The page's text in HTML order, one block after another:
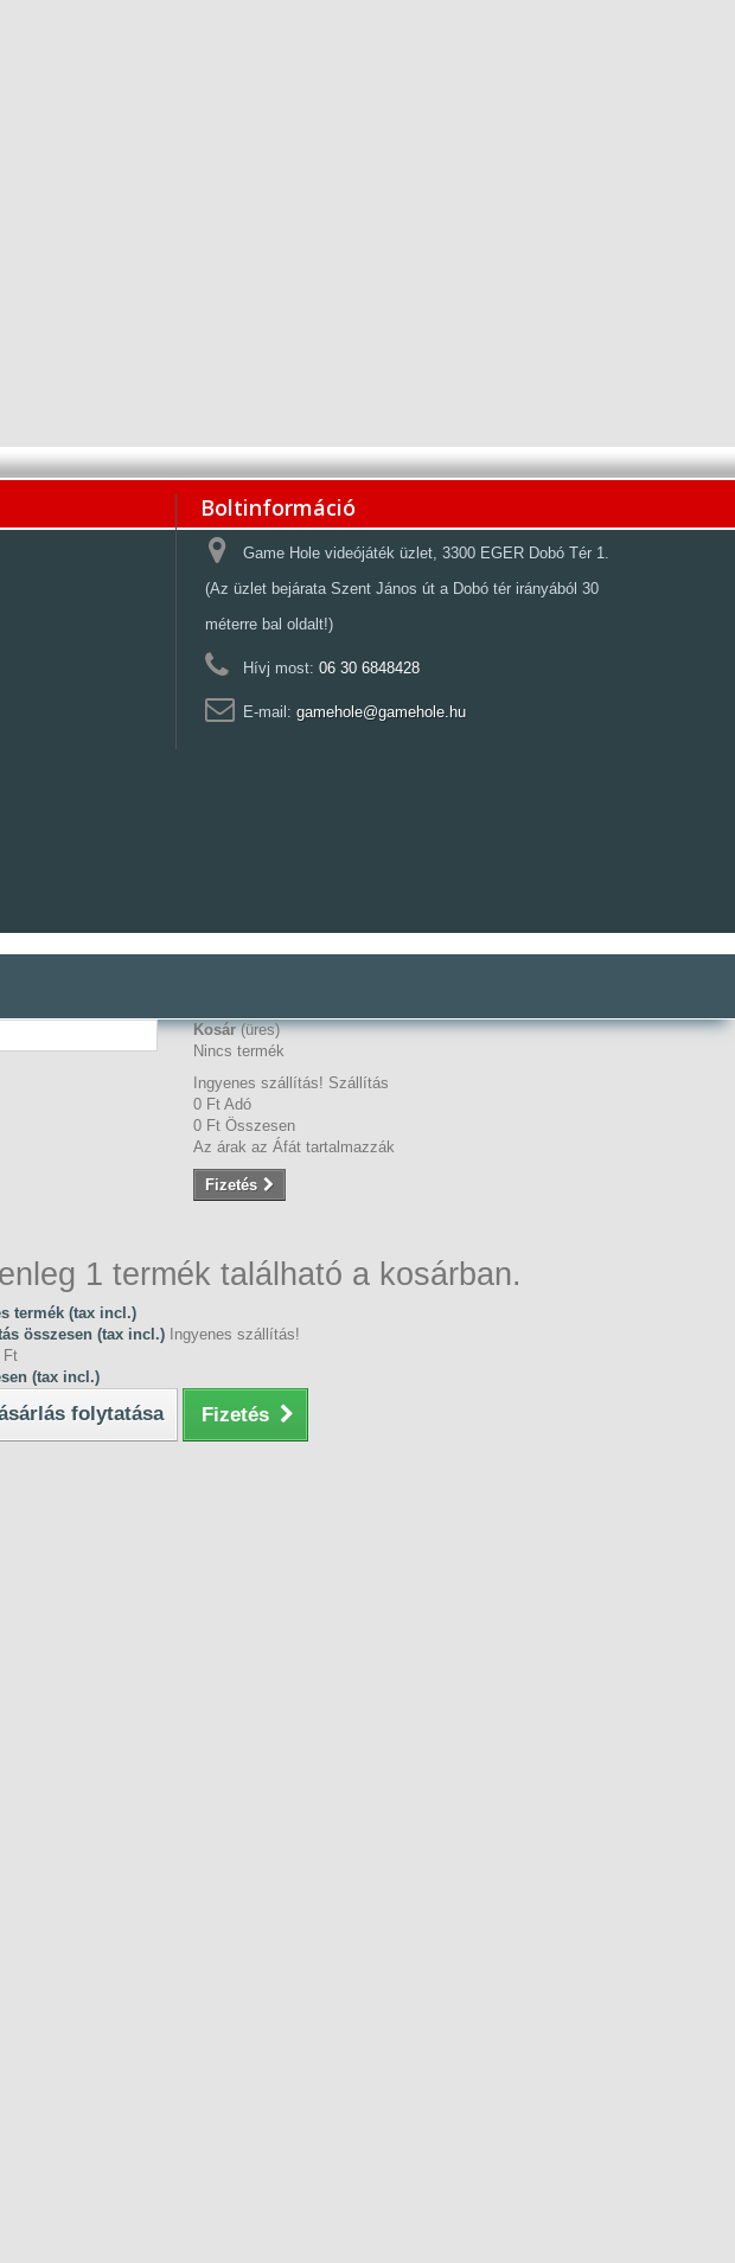
Boltinformáció
Game Hole videójáték üzlet, 3300 EGER Dobó Tér 1.
(Az üzlet bejárata Szent János út a Dobó tér irányából 30
méterre bal oldalt!)
Hívj most: 06 30 6848428
E-mail: gamehole@gamehole.hu
Kosár (üres)
Nincs termék
Ingyenes szállítás! Szállítás
0 Ft‎ Adó
0 Ft‎ Összesen
Az árak az Áfát tartalmazzák
Fizetés
1 termék található a kosárban.
termék (tax incl.)
összesen (tax incl.)
Ingyenes szállítás!
Ft‎
(tax incl.)
folytatása Fizetés